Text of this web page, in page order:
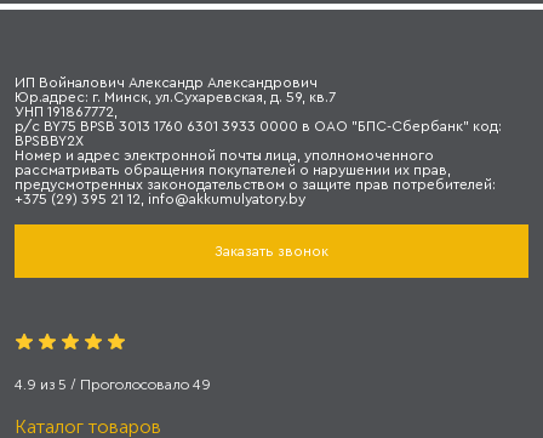
ИП Войналович Александр Александрович
Юр.адрес: г. Минск, ул.Сухаревская, д. 59, кв.7
УНП 191867772,
р/с BY75 BPSB 3013 1760 6301 3933 0000 в ОАО "БПС-Сбербанк" код:
BPSBBY2X
Номер и адрес электронной почты лица, уполномоченного
рассматривать обращения покупателей о нарушении их прав,
предусмотренных законодательством о защите прав потребителей:
+375 (29) 395 21 12, info@akkumulyatory.by
Заказать звонок
4.9 из 5 / Проголосовало 49
Каталог товаров